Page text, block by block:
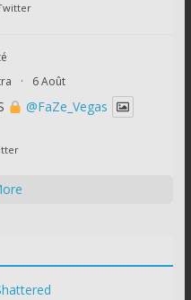
· 6 Août
@FaZe_Vegas